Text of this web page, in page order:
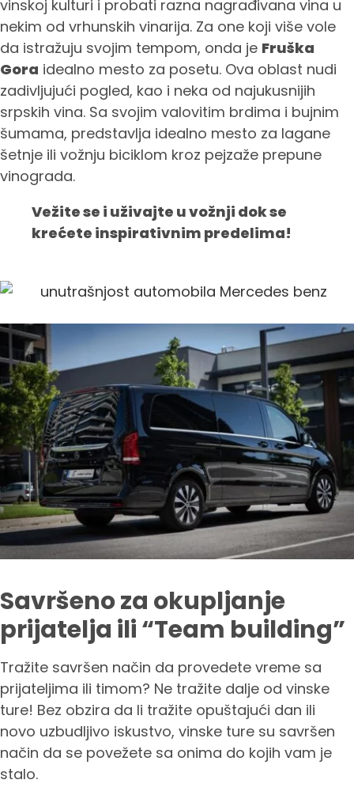
vinskoj kulturi i probati razna nagrađivana vina u
nekim od vrhunskih vinarija. Za one koji više vole
da istražuju svojim tempom, onda je Fruška
Gora idealno mesto za posetu. Ova oblast nudi
zadivljujući pogled, kao i neka od najukusnijih
srpskih vina. Sa svojim valovitim brdima i bujnim
šumama, predstavlja idealno mesto za lagane
šetnje ili vožnju biciklom kroz pejzaže prepune
vinograda.
Vežite se i uživajte u vožnji dok se
krećete inspirativnim predelima!
Savršeno za okupljanje
prijatelja ili “Team building”
Tražite savršen način da provedete vreme sa
prijateljima ili timom? Ne tražite dalje od vinske
ture! Bez obzira da li tražite opuštajući dan ili
novo uzbudljivo iskustvo, vinske ture su savršen
način da se povežete sa onima do kojih vam je
stalo.